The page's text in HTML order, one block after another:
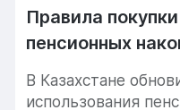
Правила
пенсионных
В Казахстане
использования